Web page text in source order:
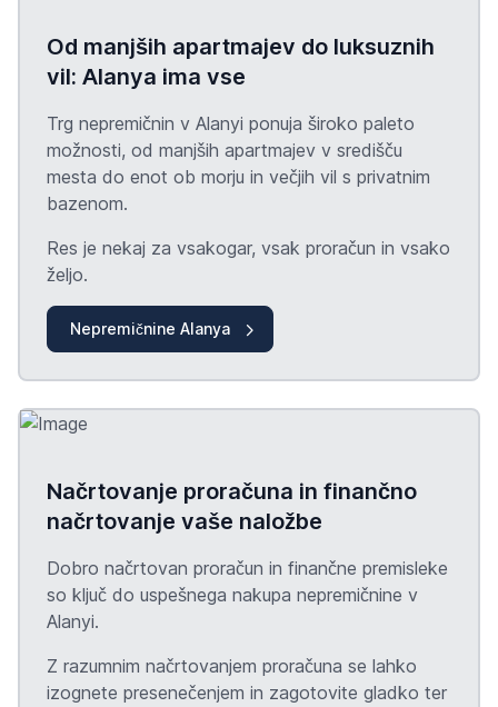
Od manjših apartmajev do luksuznih
vil: Alanya ima vse
Trg nepremičnin v Alanyi ponuja široko paleto
možnosti, od manjših apartmajev v središču
mesta do enot ob morju in večjih vil s privatnim
bazenom.
Res je nekaj za vsakogar, vsak proračun in vsako
željo.
Nepremičnine Alanya
Načrtovanje proračuna in finančno
načrtovanje vaše naložbe
Dobro načrtovan proračun in finančne premisleke
so ključ do uspešnega nakupa nepremičnine v
Alanyi.
Z razumnim načrtovanjem proračuna se lahko
izognete presenečenjem in zagotovite gladko ter